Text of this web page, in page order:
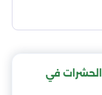
الحشرات في